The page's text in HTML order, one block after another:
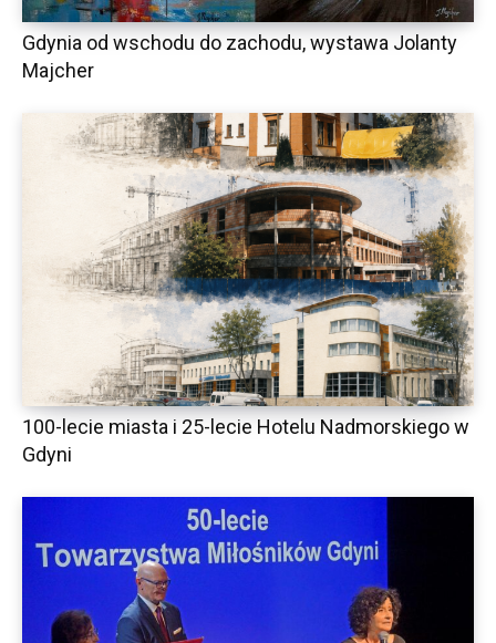
Gdynia od wschodu do zachodu, wystawa Jolanty
Majcher
100-lecie miasta i 25-lecie Hotelu Nadmorskiego w
Gdyni